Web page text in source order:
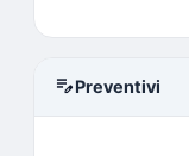
edit_notePreventivi